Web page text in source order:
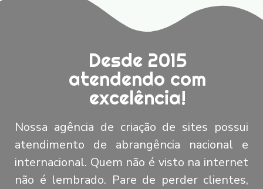
Desde 2015
atendendo com
excelência!
Nossa agência de criação de sites possui
atendimento de abrangência nacional e
internacional. Quem não é visto na internet
não é lembrado. Pare de perder clientes,